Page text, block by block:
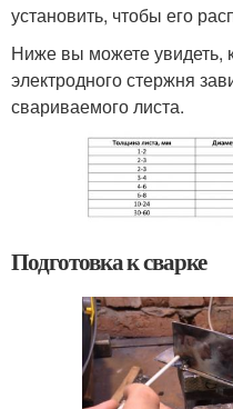
установить, чтобы его
Ниже вы можете увидеть,
электродного стержня
свариваемого листа.
Подготовка к сварке